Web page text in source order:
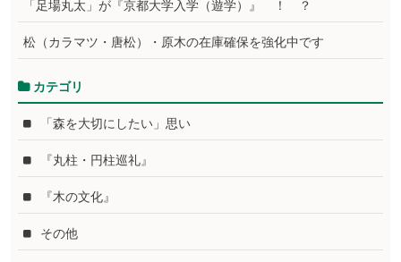
「足場丸太」が『京都大学入学（遊学）』 ！ ？
松（カラマツ・唐松）・原木の在庫確保を強化中です
カテゴリ
「森を大切にしたい」思い
『丸柱・円柱巡礼』
『木の文化』
その他